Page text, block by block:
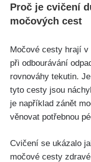
Proč ⁢je cvičení
močových cest
Močové cesty hrají⁤
při odbourávání
⁣rovnováhy⁣ tekutin.
tyto cesty jsou⁤
je ⁢například‌ zánět
věnovat potřebnou
Cvičení se ukázalo
močové cesty